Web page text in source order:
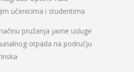
učenicima i studentima
pružanja javne usluge
otpada na području